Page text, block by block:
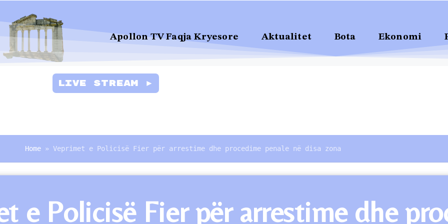
Apollon TV Faqja Kryesore Aktualitet Bota Ekonomi
Live Stream ►
Home » Veprimet e Policisë Fier për arrestime dhe procedime penale në disa zona
e Policisë Fier për arrestime dhe